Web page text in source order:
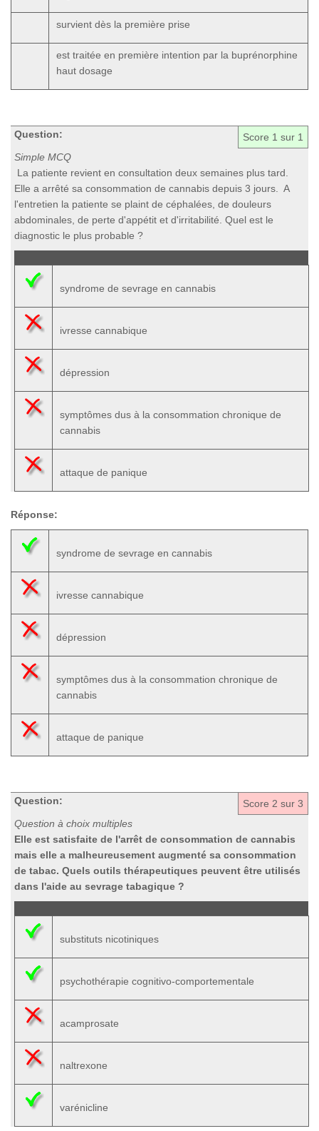
survient dès la première prise
est traitée en première intention par la buprénorphine
haut dosage
Score 1 sur 1
Question:
Simple MCQ
La patiente revient en consultation deux semaines plus tard.
Elle a arrêté sa consommation de cannabis depuis 3 jours. A
l'entretien la patiente se plaint de céphalées, de douleurs
abdominales, de perte d'appétit et d'irritabilité. Quel est le
diagnostic le plus probable ?
syndrome de sevrage en cannabis
ivresse cannabique
dépression
symptômes dus à la consommation chronique de
cannabis
attaque de panique
Réponse:
syndrome de sevrage en cannabis
ivresse cannabique
dépression
symptômes dus à la consommation chronique de
cannabis
attaque de panique
Score 2 sur 3
Question:
Question à choix multiples
Elle est satisfaite de l'arrêt de consommation de cannabis
mais elle a malheureusement augmenté sa consommation
de tabac. Quels outils thérapeutiques peuvent être utilisés
dans l'aide au sevrage tabagique ?
substituts nicotiniques
psychothérapie cognitivo-comportementale
acamprosate
naltrexone
varénicline